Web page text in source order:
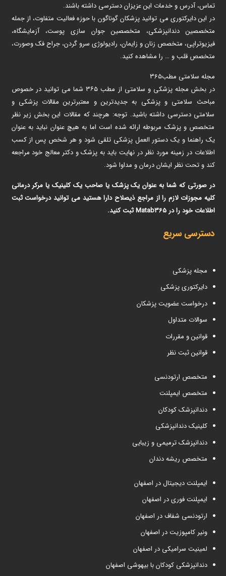
تماس، آدرس و خدمات این عزیزان دسترسی داشته باشند.
در این دایرکتوری می توانید پزشکان گوناگون با حوزه فعالیت متفاوت، از جمله
متخصصین دندانپزشکی، متخصصین جوان سازی پوست، آزمایشگاه،
فیزیوتراپی، متخصص زنان و زایمان، رادیولوژی سرو گردن، جراح فک وصورت،
متخصص قلب و … را مشاهده کنید.
مجله سلامتی مطب365
در بخش مجله پزشکی و سلامتی از مطب ۳۶۵ شما می توانید در خصوص
مباحث سلامتی و پزشکی به جدیدترین و معتبرترین مقالات پزشکی و
سلامتی دسترسی داشته باشید. توجه: هرچند که مقالات این بخش زیر نظر
متخصص و پزشک مربوطه ارائه شده است اما به هیچ عنوان نباید به عنوان
یک راهنما و یک دستور العمل پزشکی تلقی شود و هر شخص پس از کسب
اطلاعات در زمینه مورد نظر در نهایت باید به پزشک و دکتر معالج خود مراجعه
کند و تحت نظر ایشان درمان و مداوا شود.
در صورتی که شما به عنوان یک پزشک یا صاحب یک کلینیک یا مرکر درمانی
کلیه مجوزات لازم را از مراجع ذیصلاح دارا هستید می توانید درخواست ثبت
اطلاعات خود را در Matab365 ثبت کنید.
دسترسی سریع
مجله پزشکی
دایرکتوری پزشکی
درخواست عضویت پزشکان
سوالات متداول
قوانین و مقررات
قوانین ثبت نظر
متخصص ارتودنسی
متخصص ایمپلنت
دندانپزشک کودکان
کلینیک دندانپزشکی
دندانپزشک ترمیمی و زیبایی
متخصص ریشه دندان
ایمپلنت دیجیتال در اصفهان
ایمپلنت فوری در اصفهان
ارتودنسی شفاف در اصفهان
ونیر کامپوزیت در اصفهان
لمینیت سرامیکی در اصفهان
دندانپزشکی کودکان با بیهوشی اصفهان